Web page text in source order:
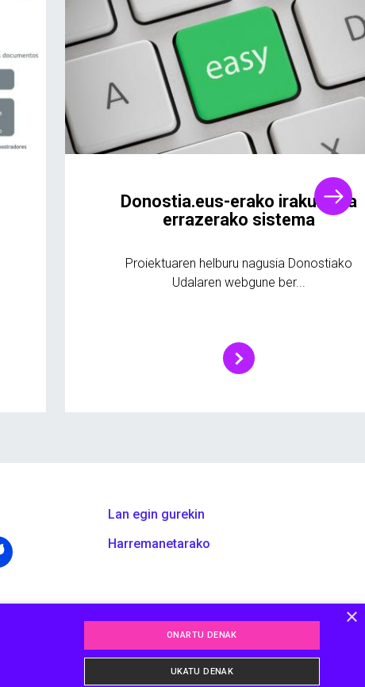
Donostia.eus-erako irakurketa
errazerako sistema
Proiektuaren helburu nagusia Donostiako
Udalaren webgune ber...
Lan egin gurekin
Harremanetarako
×
ONARTU DENAK
UKATU DENAK